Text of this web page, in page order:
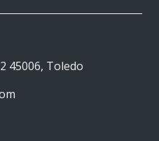
45006, Toledo